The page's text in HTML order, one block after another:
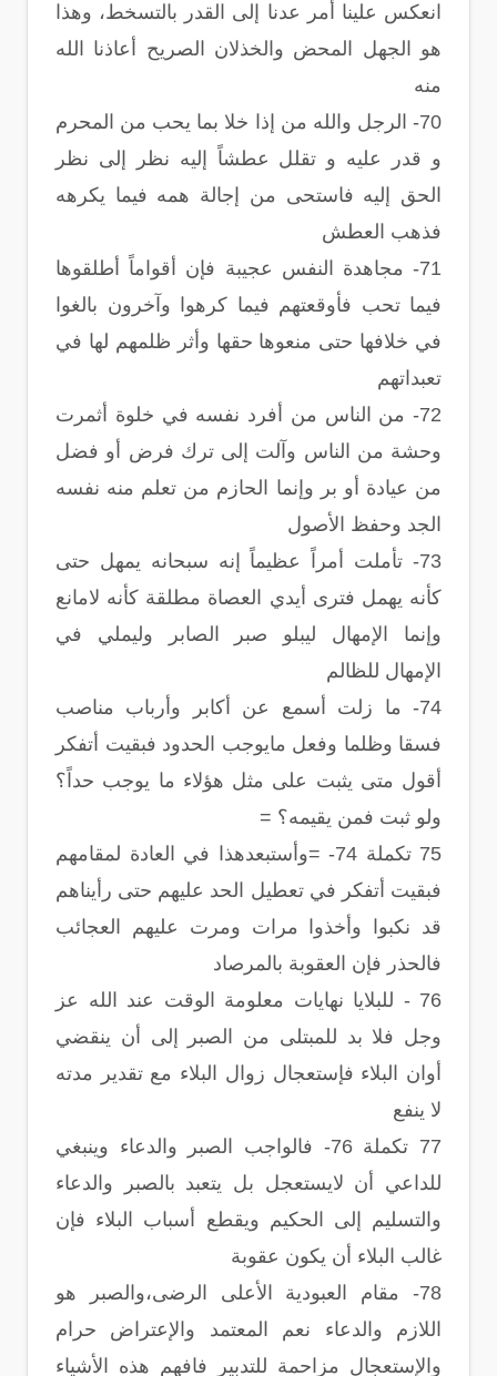
انعكس علينا أمر عدنا إلى القدر بالتسخط، وهذا
هو الجهل المحض والخذلان الصريح أعاذنا الله
منه
70- الرجل والله من إذا خلا بما يحب من المحرم
و قدر عليه و تقلل عطشاً إليه نظر إلى نظر
الحق إليه فاستحى من إجالة همه فيما يكرهه
فذهب العطش
71- مجاهدة النفس عجيبة فإن أقواماً أطلقوها
فيما تحب فأوقعتهم فيما كرهوا وآخرون بالغوا
في خلافها حتى منعوها حقها وأثر ظلمهم لها في
تعبداتهم
72- من الناس من أفرد نفسه في خلوة أثمرت
وحشة من الناس وآلت إلى ترك فرض أو فضل
من عيادة أو بر وإنما الحازم من تعلم منه نفسه
الجد وحفظ الأصول
73- تأملت أمراً عظيماً إنه سبحانه يمهل حتى
كأنه يهمل فترى أيدي العصاة مطلقة كأنه لامانع
وإنما الإمهال ليبلو صبر الصابر وليملي في
الإمهال للظالم
74- ما زلت أسمع عن أكابر وأرباب مناصب
فسقا وظلما وفعل مايوجب الحدود فبقيت أتفكر
أقول متى يثبت على مثل هؤلاء ما يوجب حداً؟
ولو ثبت فمن يقيمه؟ =
75 تكملة 74- =وأستبعدهذا في العادة لمقامهم
فبقيت أتفكر في تعطيل الحد عليهم حتى رأيناهم
قد نكبوا وأخذوا مرات ومرت عليهم العجائب
فالحذر فإن العقوبة بالمرصاد
76 - للبلايا نهايات معلومة الوقت عند الله عز
وجل فلا بد للمبتلى من الصبر إلى أن ينقضي
أوان البلاء فإستعجال زوال البلاء مع تقدير مدته
لا ينفع
77 تكملة 76- فالواجب الصبر والدعاء وينبغي
للداعي أن لايستعجل بل يتعبد بالصبر والدعاء
والتسليم إلى الحكيم ويقطع أسباب البلاء فإن
غالب البلاء أن يكون عقوبة
78- مقام العبودية الأعلى الرضى،والصبر هو
اللازم والدعاء نعم المعتمد والإعتراض حرام
والإستعجال مزاحمة للتدبير فافهم هذه الأشياء